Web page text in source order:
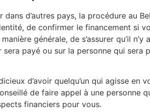
dans d’autres pays, la procédure au
de confirmer le financement si
générale, de s’assurer qu’il n’y
payé ou sur la personne qui sera
d’avoir quelqu’un qui agisse en
de faire appel à une personne
financiers pour vous.